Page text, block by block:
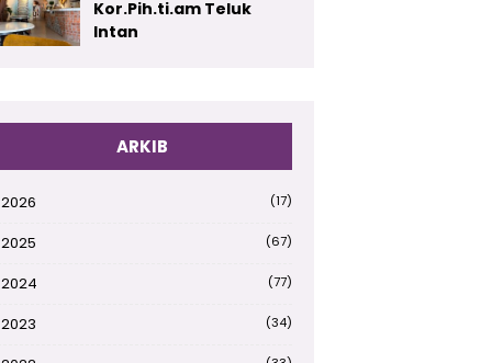
Kor.Pih.ti.am Teluk
Intan
ARKIB
2026 (17)
2025 (67)
2024 (77)
2023 (34)